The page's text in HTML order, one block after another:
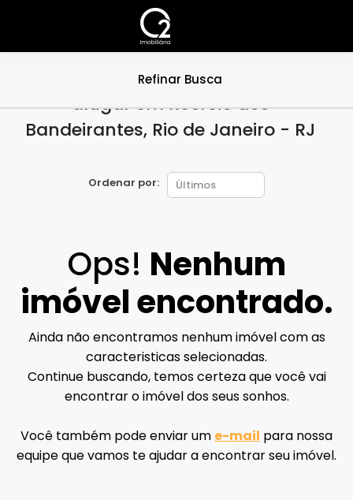
Refinar Busca
Não encontramos lojas para
alugar em Recreio dos
Bandeirantes, Rio de Janeiro - RJ
Ordenar por:
Ops! Nenhum
imóvel encontrado.
Ainda não encontramos nenhum imóvel com as
caracteristicas selecionadas.
Continue buscando, temos certeza que você vai
encontrar o imóvel dos seus sonhos.
Você também pode enviar um e-mail para nossa
equipe que vamos te ajudar a encontrar seu imóvel.